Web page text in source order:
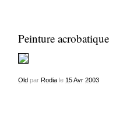
Peinture acrobatique
Old par Rodiale 15 Avr 2003